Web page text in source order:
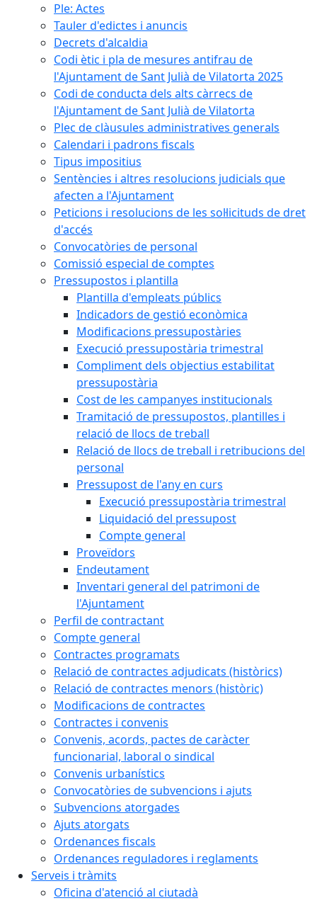
Ple: Actes
Tauler d'edictes i anuncis
Decrets d'alcaldia
Codi ètic i pla de mesures antifrau de
l'Ajuntament de Sant Julià de Vilatorta 2025
Codi de conducta dels alts càrrecs de
l'Ajuntament de Sant Julià de Vilatorta
Plec de clàusules administratives generals
Calendari i padrons fiscals
Tipus impositius
Sentències i altres resolucions judicials que
afecten a l'Ajuntament
Peticions i resolucions de les sol·licituds de dret
d'accés
Convocatòries de personal
Comissió especial de comptes
Pressupostos i plantilla
Plantilla d'empleats públics
Indicadors de gestió econòmica
Modificacions pressupostàries
Execució pressupostària trimestral
Compliment dels objectius estabilitat
pressupostària
Cost de les campanyes institucionals
Tramitació de pressupostos, plantilles i
relació de llocs de treball
Relació de llocs de treball i retribucions del
personal
Pressupost de l'any en curs
Execució pressupostària trimestral
Liquidació del pressupost
Compte general
Proveïdors
Endeutament
Inventari general del patrimoni de
l'Ajuntament
Perfil de contractant
Compte general
Contractes programats
Relació de contractes adjudicats (històrics)
Relació de contractes menors (històric)
Modificacions de contractes
Contractes i convenis
Convenis, acords, pactes de caràcter
funcionarial, laboral o sindical
Convenis urbanístics
Convocatòries de subvencions i ajuts
Subvencions atorgades
Ajuts atorgats
Ordenances fiscals
Ordenances reguladores i reglaments
Serveis i tràmits
Oficina d'atenció al ciutadà